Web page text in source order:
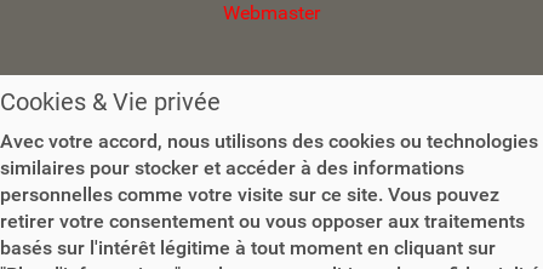
Webmaster
Cookies & Vie privée
Avec votre accord, nous utilisons des cookies ou technologies
similaires pour stocker et accéder à des informations
personnelles comme votre visite sur ce site. Vous pouvez
retirer votre consentement ou vous opposer aux traitements
basés sur l'intérêt légitime à tout moment en cliquant sur